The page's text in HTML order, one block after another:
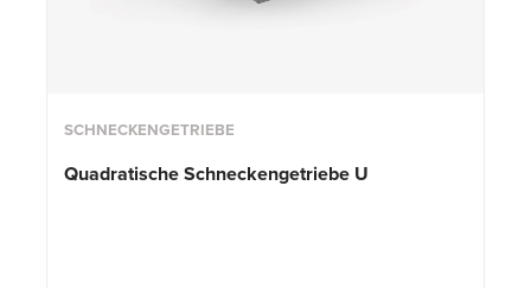
SCHNECKENGETRIEBE
Quadratische Schneckengetriebe U